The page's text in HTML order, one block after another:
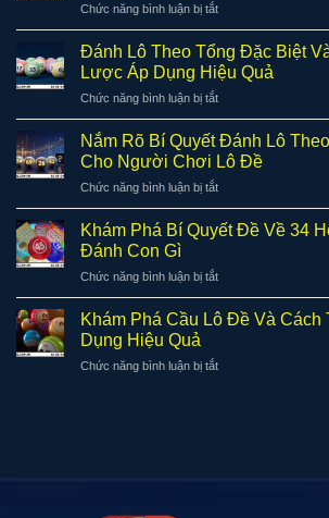
Hiệu
Quả
Gì
Và
Cách
Áp
Hiệu
Quả
Trong
Lô
Chức năng bình luận bị tắtở
Đánh
Lô
Theo
Bạc
Nhớ
Chi
Và
Hiệu
Quả
Đánh Lô Theo Tổng Đặc Biệt
Lược Áp Dụng Hiệu Quả
Chức năng bình luận bị tắtở
Lô
Theo
Tổng
Đặc
Biệt
Và
Áp
Dụng
Hiệu
Nắm Rõ Bí Quyết Đánh Lô
Cho Người Chơi Lô Đề
Chức năng bình luận bị tắtở
Rõ
Đánh
Lô
Theo
Cho
Khám Phá Bí Quyết Đề Về 34
Đánh Con Gì
Chức năng bình luận bị tắtở
Phá
Đề
Khám Phá Cầu Lô Đề Và Cách
Dụng Hiệu Quả
Chức năng bình luận bị tắtở